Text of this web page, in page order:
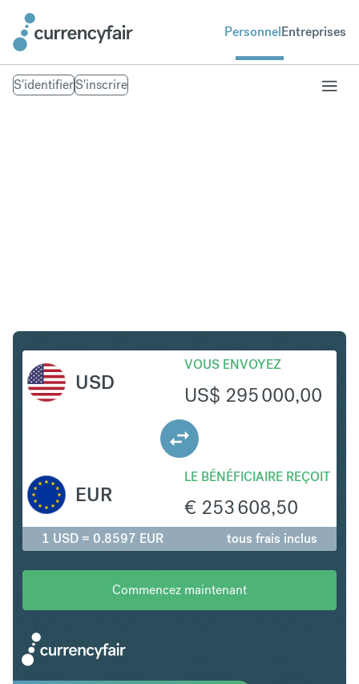
PersonnelEntreprises
S'identifierS'inscrire
USD
VOUS ENVOYEZ
US$ 295 000,00
LE BÉNÉFICIAIRE REÇOIT
€ 253 608,50
EUR
1 USD = 0.8597 EUR tous frais inclus
Commencez maintenant